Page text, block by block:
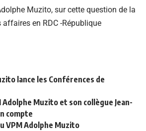
Muzito, sur cette question de la
en RDC -République
lance les Conférences de
Muzito et son collègue Jean-
compte
VPM Adolphe Muzito